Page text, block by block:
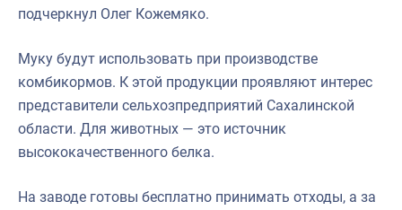
подчеркнул Олег Кожемяко.
Муку будут использовать при производстве
комбикормов. К этой продукции проявляют интерес
представители сельхозпредприятий Сахалинской
области. Для животных — это источник
высококачественного белка.
На заводе готовы бесплатно принимать отходы, а за